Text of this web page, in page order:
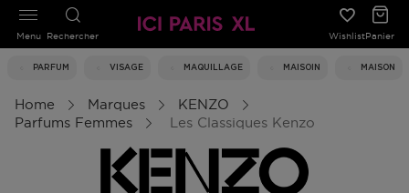
Rechercher WishlistPanier
PARFUM VISAGE MAQUILLAGE MAISOIN MAISON
Menu
Home Marques
KENZO
Parfums Femmes
Les Classiques Kenzo